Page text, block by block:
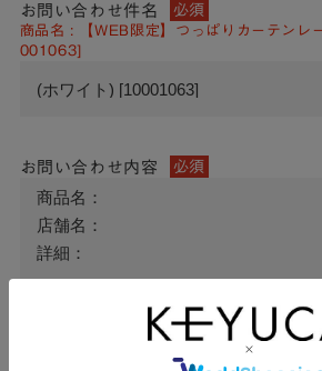
お問い合わせ件名 必須
商品名 : 【WEB限定】つっぱりカーテン
001063]
お問い合わせ内容 必須